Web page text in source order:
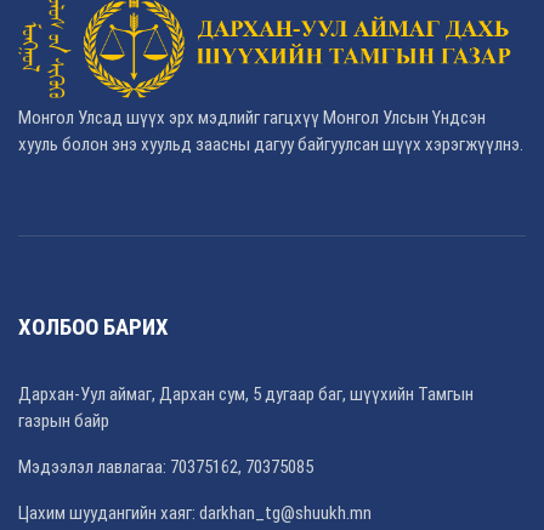
Монгол Улсад шүүх эрх мэдлийг гагцхүү Монгол Улсын Үндсэн
хууль болон энэ хуульд заасны дагуу байгуулсан шүүх хэрэгжүүлнэ.
ХОЛБОО БАРИХ
Дархан-Уул аймаг, Дархан сум, 5 дугаар баг, шүүхийн Тамгын
газрын байр
Мэдээлэл лавлагаа: 70375162, 70375085
Цахим шуудангийн хаяг: darkhan_tg@shuukh.mn